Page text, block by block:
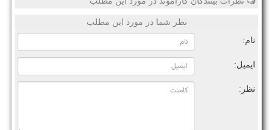
نظر شما در مورد این مطلب
نام:
ایمیل:
نظر: